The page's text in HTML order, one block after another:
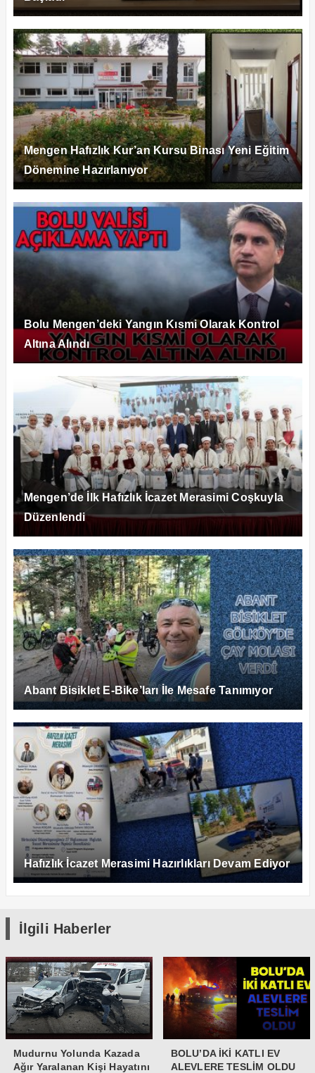
Mengen Hafızlık Kur’an Kursu Binası Yeni Eğitim
Dönemine Hazırlanıyor
Bolu Mengen’deki Yangın Kısmi Olarak Kontrol
Altına Alındı
Mengen’de İlk Hafızlık İcazet Merasimi Coşkuyla
Düzenlendi
Abant Bisiklet E-Bike’ları İle Mesafe Tanımıyor
Hafızlık İcazet Merasimi Hazırlıkları Devam Ediyor
İlgili Haberler
Mudurnu Yolunda Kazada
Ağır Yaralanan Kişi Hayatını
BOLU’DA İKİ KATLI EV
ALEVLERE TESLİM OLDU